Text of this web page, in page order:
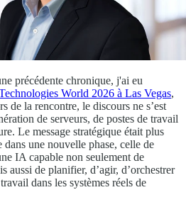
précédente chronique, j'ai eu
World 2026 à Las Vegas,
de la rencontre, le discours ne s’est
de serveurs, de postes de travail
Le message stratégique était plus
dans une nouvelle phase, celle de
IA capable non seulement de
aussi de planifier, d’agir, d’orchestrer
dans les systèmes réels de